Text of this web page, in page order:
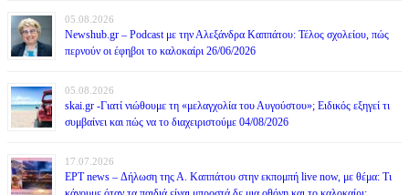
05.08.2026
Newshub.gr – Podcast με την Αλεξάνδρα Καππάτου: Τέλος σχολείου, πώς
περνούν οι έφηβοι το καλοκαίρι 26/06/2026
05.08.2026
skai.gr -Γιατί νιώθουμε τη «μελαγχολία του Αυγούστου»; Ειδικός εξηγεί τι
συμβαίνει και πώς να το διαχειριστούμε 04/08/2026
17.07.2026
ΕΡΤ news – Δήλωση της Α. Καππάτου στην εκπομπή live now, με θέμα: Τι